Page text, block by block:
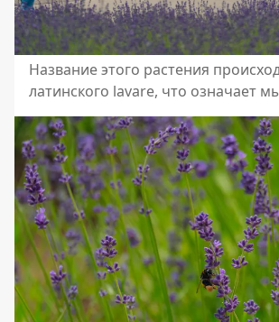
Название этого растения
латинского lavare, что означает